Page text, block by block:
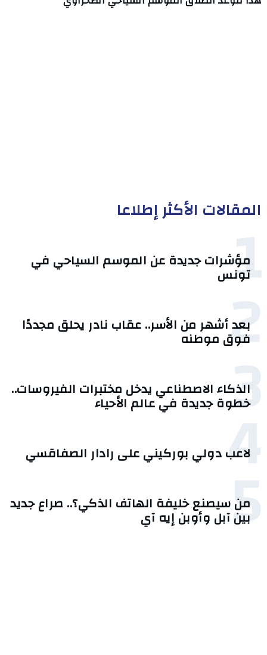
المقالات الأكثر إطلاعا
1
مؤشرات جديدة عن الموسم السياحي في
تونس
2
بعد أشهر من الأسر.. عقاب نادر يحلق مجددًا
فوق موطنه
3
الذكاء الاصطناعي يدخل مختبرات الفيروسات..
خطوة جديدة في عالم الأحياء
4
لاعب دولي بوركيني على رادار الصفاقسي
5
من سيصنع خليفة الهاتف الذكي؟.. صراع جديد
بين آبل وأوبن إيه آي